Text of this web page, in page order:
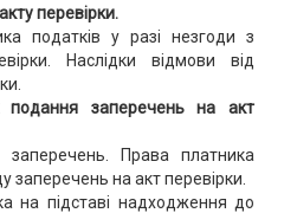
перевірки.
податків у разі незгоди з
Наслідки відмови від
заперечень на акт
Права платника
заперечень на акт перевірки.
на підставі надходження до